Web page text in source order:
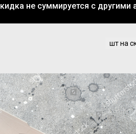
Скидка не суммируется с